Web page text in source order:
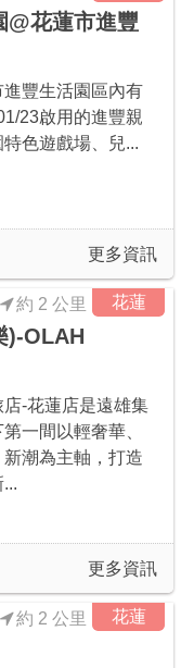
@花蓮市進豐
進豐生活園區內有
23啟用的進豐親
色遊戲場、兒...
更多資訊
花蓮
)-OLAH
約 2 公里
店-花蓮店是遠雄集
一間以輕奢華、
新潮為主軸，打造
更多資訊
花蓮
約 2 公里